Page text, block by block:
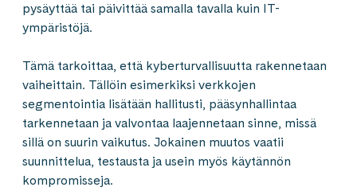
pysäyttää tai päivittää samalla tavalla kuin IT-
ympäristöjä.
Tämä tarkoittaa, että kyberturvallisuutta rakennetaan
vaiheittain. Tällöin esimerkiksi verkkojen
segmentointia lisätään hallitusti, pääsynhallintaa
tarkennetaan ja valvontaa laajennetaan sinne, missä
sillä on suurin vaikutus. Jokainen muutos vaatii
suunnittelua, testausta ja usein myös käytännön
kompromisseja.